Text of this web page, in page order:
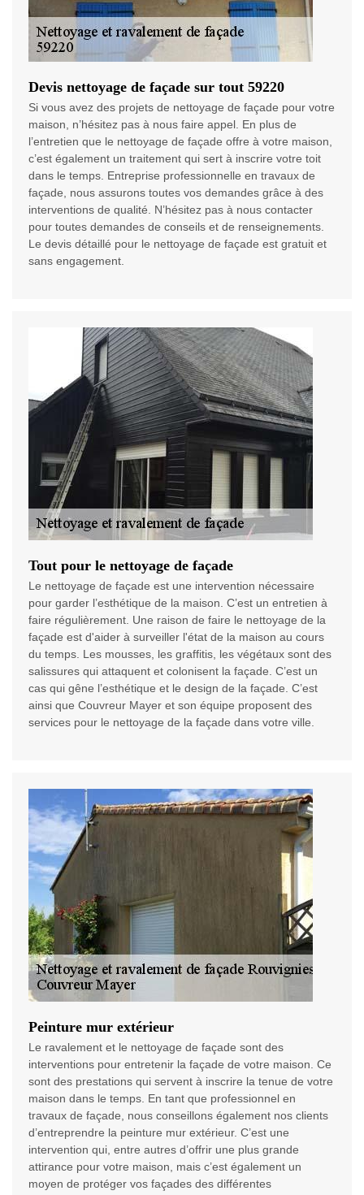
Devis nettoyage de façade sur tout 59220
Si vous avez des projets de nettoyage de façade pour votre
maison, n’hésitez pas à nous faire appel. En plus de
l’entretien que le nettoyage de façade offre à votre maison,
c’est également un traitement qui sert à inscrire votre toit
dans le temps. Entreprise professionnelle en travaux de
façade, nous assurons toutes vos demandes grâce à des
interventions de qualité. N’hésitez pas à nous contacter
pour toutes demandes de conseils et de renseignements.
Le devis détaillé pour le nettoyage de façade est gratuit et
sans engagement.
Tout pour le nettoyage de façade
Le nettoyage de façade est une intervention nécessaire
pour garder l’esthétique de la maison. C’est un entretien à
faire régulièrement. Une raison de faire le nettoyage de la
façade est d'aider à surveiller l'état de la maison au cours
du temps. Les mousses, les graffitis, les végétaux sont des
salissures qui attaquent et colonisent la façade. C’est un
cas qui gêne l’esthétique et le design de la façade. C’est
ainsi que Couvreur Mayer et son équipe proposent des
services pour le nettoyage de la façade dans votre ville.
Peinture mur extérieur
Le ravalement et le nettoyage de façade sont des
interventions pour entretenir la façade de votre maison. Ce
sont des prestations qui servent à inscrire la tenue de votre
maison dans le temps. En tant que professionnel en
travaux de façade, nous conseillons également nos clients
d’entreprendre la peinture mur extérieur. C’est une
intervention qui, entre autres d’offrir une plus grande
attirance pour votre maison, mais c’est également un
moyen de protéger vos façades des différentes